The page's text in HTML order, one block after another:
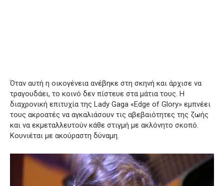
Όταν αυτή η οικογένεια ανέβηκε στη σκηνή και άρχισε να
τραγουδάει, το κοινό δεν πίστευε στα μάτια τους. Η
διαχρονική επιτυχία της Lady Gaga «Edge of Glory» εμπνέει
τους ακροατές να αγκαλιάσουν τις αβεβαιότητες της ζωής
και να εκμεταλλευτούν κάθε στιγμή με ακλόνητο σκοπό.
Κουνιέται με ακούραστη δύναμη.